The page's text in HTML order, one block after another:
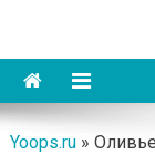
content
Yoops
Yoops.ru»